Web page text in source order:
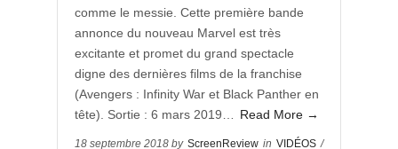
comme le messie. Cette première bande
annonce du nouveau Marvel est très
excitante et promet du grand spectacle
digne des dernières films de la franchise
(Avengers : Infinity War et Black Panther en
tête). Sortie : 6 mars 2019…
Read More →
18 septembre 2018 by ScreenReview in VIDÉOS /